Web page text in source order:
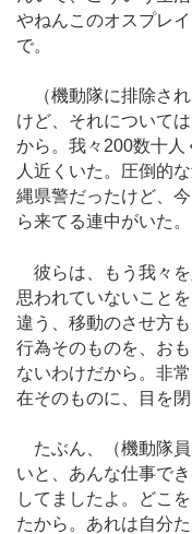
やねんこのオスプレ
で。
（機動隊に排除され
けど、それについて
から。我々200数十
人近くいた。圧倒的
縄県警だったけど、
ら来てる連中がいた。
彼らは、もう我々を
思われていないこと
違う、移動のさせ方
行為そのものを、お
ないわけだから。非
在そのものに、目を
たぶん、（機動隊員
いと、あんな仕事で
してましたよ。どこ
たから。あれは自分